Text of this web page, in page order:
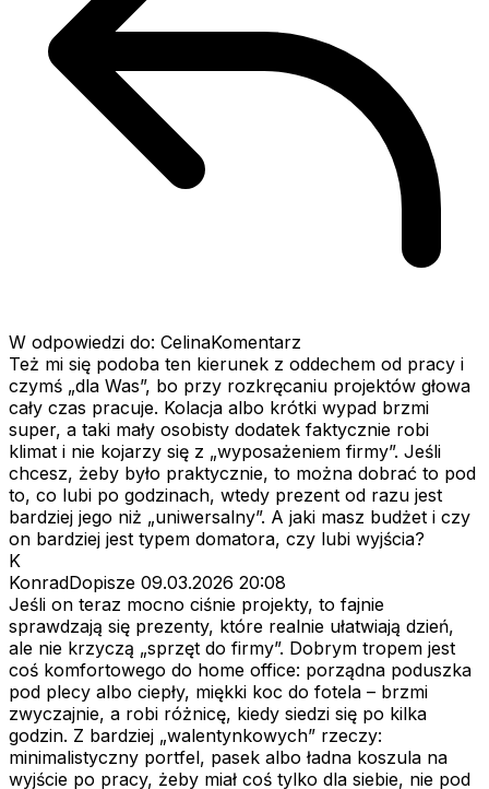
W odpowiedzi do: CelinaKomentarz
Też mi się podoba ten kierunek z oddechem od pracy i
czymś „dla Was”, bo przy rozkręcaniu projektów głowa
cały czas pracuje. Kolacja albo krótki wypad brzmi
super, a taki mały osobisty dodatek faktycznie robi
klimat i nie kojarzy się z „wyposażeniem firmy”. Jeśli
chcesz, żeby było praktycznie, to można dobrać to pod
to, co lubi po godzinach, wtedy prezent od razu jest
bardziej jego niż „uniwersalny”. A jaki masz budżet i czy
on bardziej jest typem domatora, czy lubi wyjścia?
K
KonradDopisze 09.03.2026 20:08
Jeśli on teraz mocno ciśnie projekty, to fajnie
sprawdzają się prezenty, które realnie ułatwiają dzień,
ale nie krzyczą „sprzęt do firmy”. Dobrym tropem jest
coś komfortowego do home office: porządna poduszka
pod plecy albo ciepły, miękki koc do fotela – brzmi
zwyczajnie, a robi różnicę, kiedy siedzi się po kilka
godzin. Z bardziej „walentynkowych” rzeczy:
minimalistyczny portfel, pasek albo ładna koszula na
wyjście po pracy, żeby miał coś tylko dla siebie, nie pod